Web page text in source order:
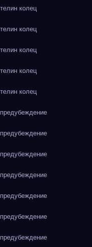
колец
колец
колец
колец
колец